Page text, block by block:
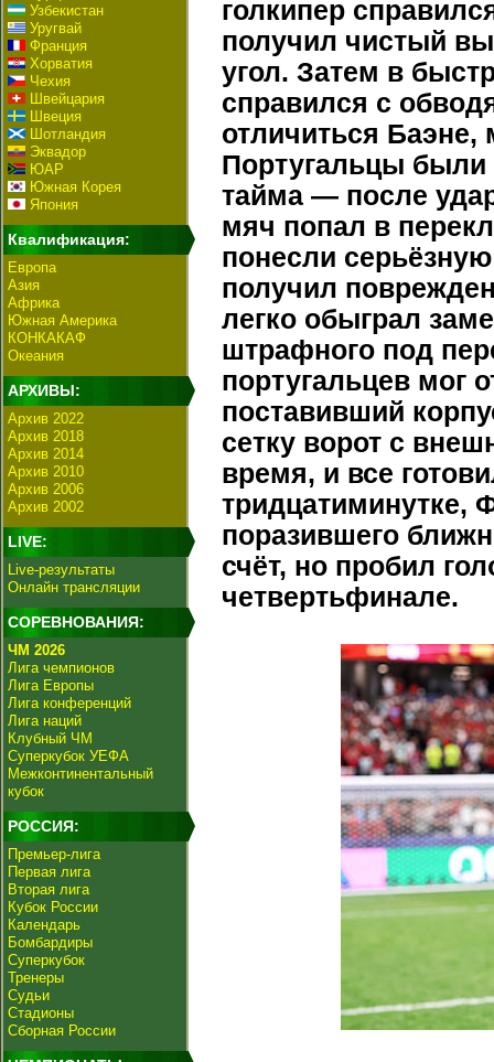
Узбекистан
Уругвай
Франция
Хорватия
Чехия
Швейцария
Швеция
Шотландия
Эквадор
ЮАР
Южная Корея
Япония
Квалификация:
Европа
Азия
Африка
Южная Америка
КОНКАКАФ
Океания
АРХИВЫ:
Архив 2022
Архив 2018
Архив 2014
Архив 2010
Архив 2006
Архив 2002
LIVE:
Live-результаты
Онлайн трансляции
СОРЕВНОВАНИЯ:
ЧМ 2026
Лига чемпионов
Лига Европы
Лига конференций
Лига наций
Клубный ЧМ
Суперкубок УЕФА
Межконтинентальный
кубок
РОССИЯ:
Премьер-лига
Первая лига
Вторая лига
Кубок России
Календарь
Бомбардиры
Суперкубок
Тренеры
Судьи
Стадионы
Сборная России
голкипер
получил чистый
угол. Затем в
справился с
отличиться Баэне,
Португальцы были
тайма — после
мяч попал в
понесли
получил
легко обыграл
штрафного под
португальцев мог
поставивший
сетку ворот с
время, и все
тридцатиминутке,
поразившего
счёт, но пробил
четвертьфинале.